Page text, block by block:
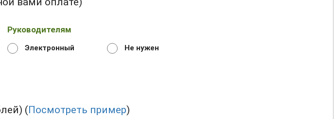
Руководителям
Электронный Не нужен
(Посмотреть пример)